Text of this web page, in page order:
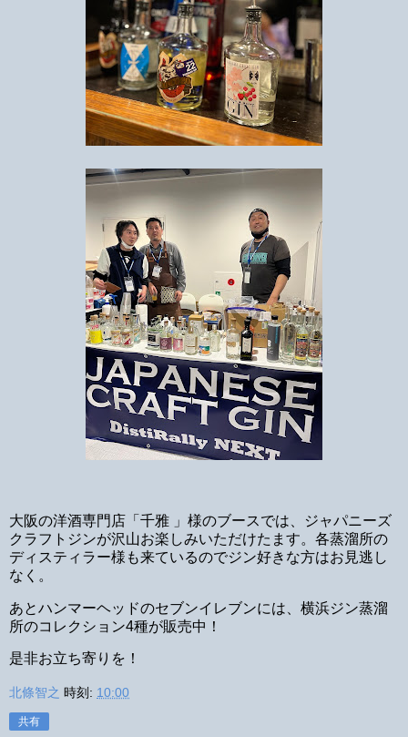
大阪の洋酒専門店「千雅 」様のブースでは、ジャパニーズ
クラフトジンが沢山お楽しみいただけたます。各蒸溜所の
ディスティラー様も来ているのでジン好きな方はお見逃し
なく。
あとハンマーヘッドのセブンイレブンには、横浜ジン蒸溜
所のコレクション4種が販売中！
是非お立ち寄りを！
北條智之 時刻: 10:00
共有